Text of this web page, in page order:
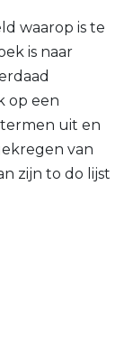
waarop is te
is naar
op een
uit en
van
zijn to do lijst